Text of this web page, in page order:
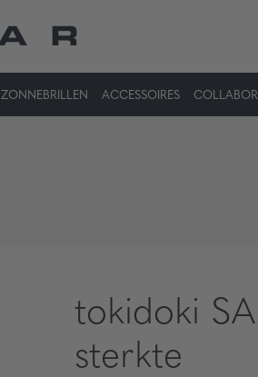
ZONNEBRILLEN ACCESSOIRES
tokidoki
sterkte